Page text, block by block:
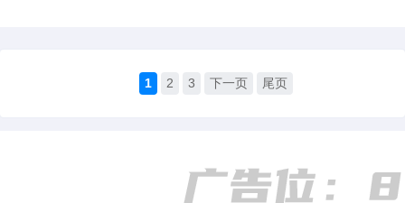
1 2 3 下一页 尾页